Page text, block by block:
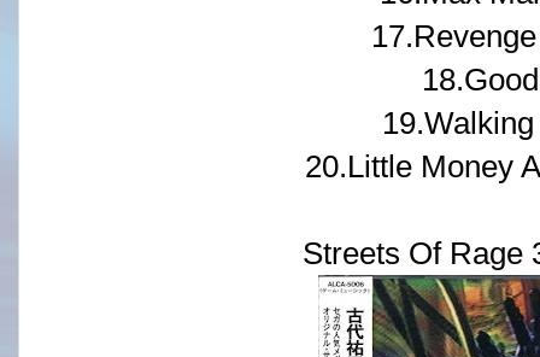
20.Little Money
Streets Of Rage